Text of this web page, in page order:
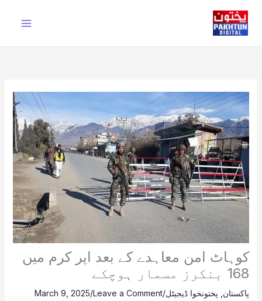
content
کوہاٹ امن معاہدے کے بعد اپر کرم میں
168 بنکرز مسمار ہوچکے
پاکستان پختونخوا ڈیجیٹل/
Leave a Comment
/
March 9, 2025